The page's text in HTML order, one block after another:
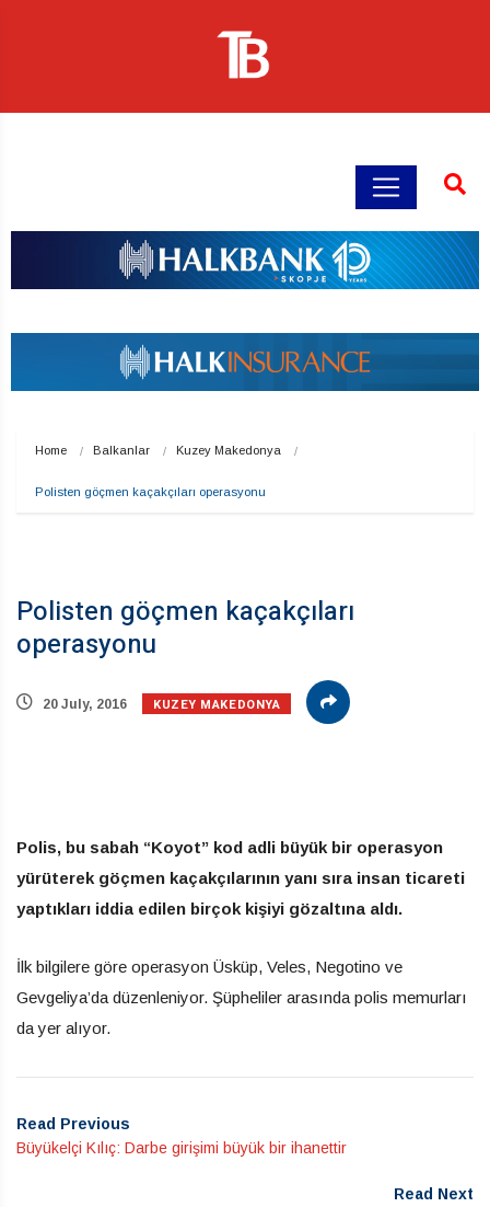
Home Balkanlar Kuzey Makedonya
Polisten göçmen kaçakçıları operasyonu
Polisten göçmen kaçakçıları
operasyonu
20 July, 2016 KUZEY MAKEDONYA
Polis, bu sabah “Koyot” kod adli büyük bir operasyon
yürüterek göçmen kaçakçılarının yanı sıra insan ticareti
yaptıkları iddia edilen birçok kişiyi gözaltına aldı.
İlk bilgilere göre operasyon Üsküp, Veles, Negotino ve
Gevgeliya’da düzenleniyor. Şüpheliler arasında polis memurları
da yer alıyor.
Read Previous
Büyükelçi Kılıç: Darbe girişimi büyük bir ihanettir
Read Next